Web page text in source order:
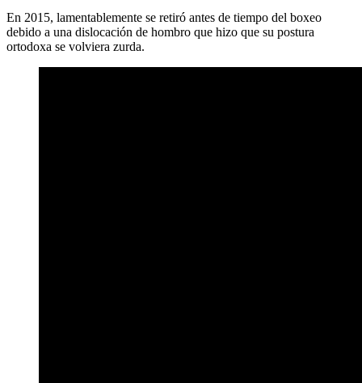
En 2015, lamentablemente se retiró antes de tiempo del boxeo
debido a una dislocación de hombro que hizo que su postura
ortodoxa se volviera zurda.